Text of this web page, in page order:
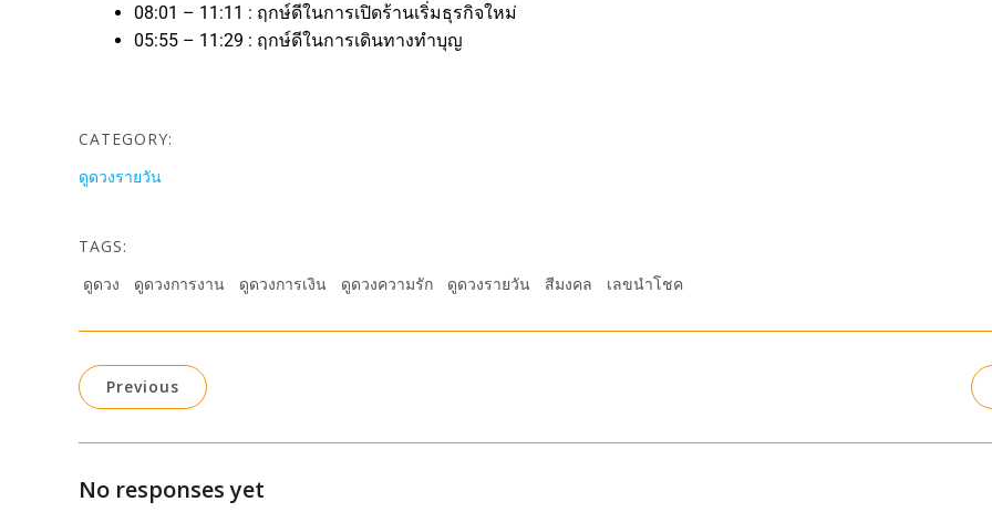
08:01 – 11:11 : ฤกษ์ดีในการเปิดร้านเริ่มธุรกิจใหม่
05:55 – 11:29 : ฤกษ์ดีในการเดินทางทำบุญ
CATEGORY:
ดูดวงรายวัน
TAGS:
ดูดวง
ดูดวงการงาน ดูดวงการเงิน ดูดวงความรัก ดูดวงรายวัน สีมงคล เลขนำโชค
Previous
No responses yet